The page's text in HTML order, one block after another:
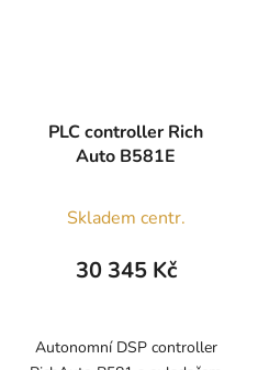
PLC controller Rich
Auto B581E
Skladem centr.
30 345 Kč
Autonomní DSP controller